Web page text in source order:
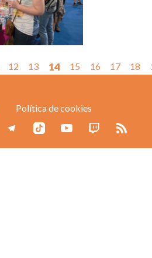
12 13 14 15 16 17 18
Política de cookies